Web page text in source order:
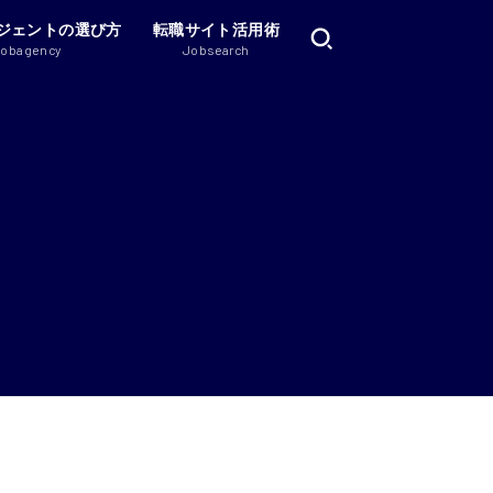
ェントの選び方 転職サイト活用術
Jobsearch